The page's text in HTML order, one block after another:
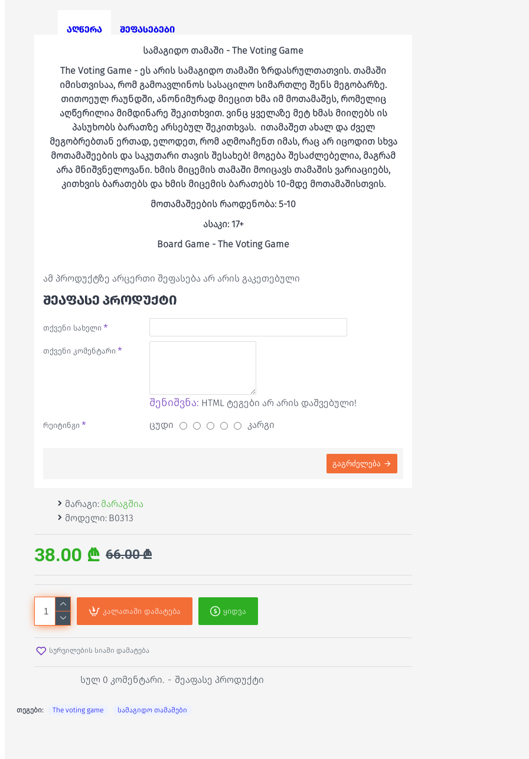
აღწერა შეფასებები
სამაგიდო თამაში - The Voting Game
The Voting Game - ეს არის სამაგიდო თამაში ზრდასრულთათვის. თამაში
იმისთვისაა, რომ გამოავლინოს სასაცილო სიმართლე შენს მეგობარზე.
თითოეულ რაუნდში, ანონიმურად მიეცით ხმა იმ მოთამაშეს, რომელიც
აღწერილია მიმდინარე შეკითხვით. ვინც ყველაზე მეტ ხმას მიიღებს ის
პასუხობს ბარათზე არსებულ შეკითხვას. ითამაშეთ ახალ და ძველ
მეგობრებთან ერთად, ელოდეთ, რომ აღმოაჩენთ იმას, რაც არ იცოდით სხვა
მოთამაშეების და საკუთარი თავის შესახებ! მოგება შესაძლებელია, მაგრამ
არა მნიშვნელოვანი. ხმის მიცემის თამაში მოიცავს თამაშის ვარიაციებს,
კითხვის ბარათებს და ხმის მიცემის ბარათებს 10-მდე მოთამაშისთვის.
მოთამაშეების რაოდენობა: 5-10
ასაკი: 17+
Board Game - The Voting Game
ამ პროდუქტზე არცერთი შეფასება არ არის გაკეთებული
ᲨᲔᲐᲤᲐᲡᲔ ᲞᲠᲝᲓᲣᲥᲢᲘ
თქვენი სახელი
თქვენი კომენტარი
შენიშვნა: HTML ტეგები არ არის დაშვებული!
რეიტინგი ცუდი კარგი
გაგრძელება
მარაგი: მარაგშია
მოდელი: B0313
სულ 0 კომენტარი. - შეაფასე პროდუქტი
38.00 ₾ 66.00 ₾
კალათაში დამატება ყიდვა
სურვილების სიაში დამატება
თეგები: The voting game სამაგიდო თამაშები